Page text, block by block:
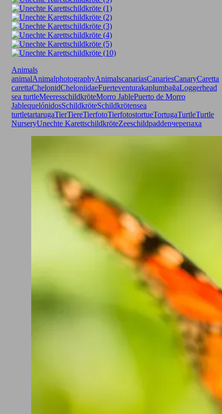
Animals
animalAnimalphotographyAnimalscanariasCanariesCanaryCaretta
carettaChelonidCheloniidaeFuerteventurakaplumbağaLoggerhead
sea turtleMeeresschildkröteMorro JablePuerto de Morro
JablequelónidosSchildkröteSchildkrötensea
turtletartarugaTierTiereTierfotoTierfotostortueTortugaTurtleTurtle
NurseryUnechte KarettschildkröteZeeschildpaddenчерепаха